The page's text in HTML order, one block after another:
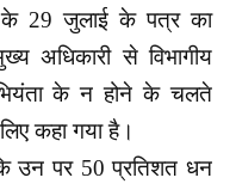
के 29 जुलाई के पत्र का
अधिकारी से विभागीय
के न होने के चलते
कहा गया है।
उन पर 50 प्रतिशत धन